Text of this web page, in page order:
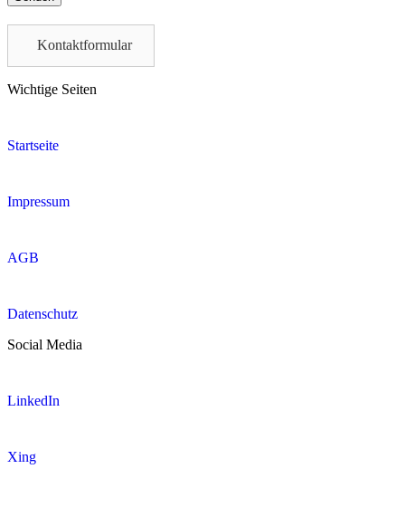
empty.Kontaktformular
Wichtige Seiten
Startseite
Impressum
AGB
Datenschutz
Social Media
LinkedIn
Xing